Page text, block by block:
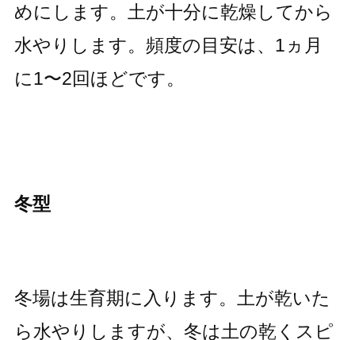
めにします。土が十分に乾燥してから
水やりします。頻度の目安は、1ヵ月
に1〜2回ほどです。
冬型
冬場は生育期に入ります。土が乾いた
ら水やりしますが、冬は土の乾くスピ